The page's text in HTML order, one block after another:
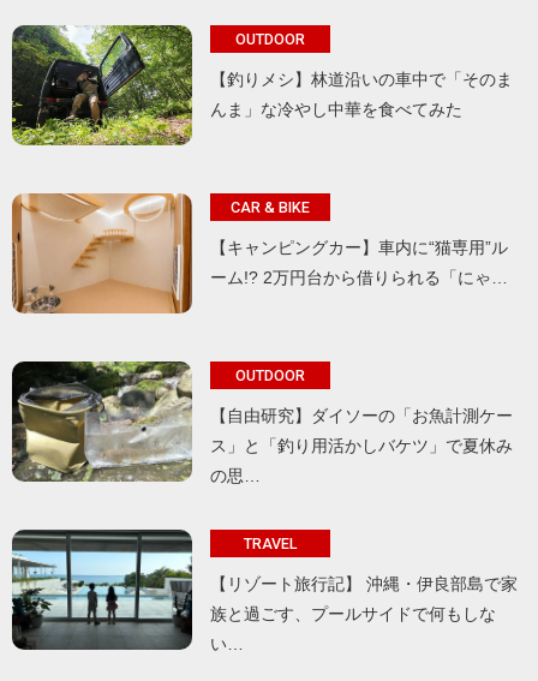
OUTDOOR
【釣りメシ】林道沿いの車中で「そのま
んま」な冷やし中華を食べてみた
CAR & BIKE
【キャンピングカー】車内に“猫専用”ル
ーム!? 2万円台から借りられる「にゃ…
OUTDOOR
【自由研究】ダイソーの「お魚計測ケー
ス」と「釣り用活かしバケツ」で夏休み
の思…
TRAVEL
【リゾート旅行記】 沖縄・伊良部島で家
族と過ごす、プールサイドで何もしな
い…